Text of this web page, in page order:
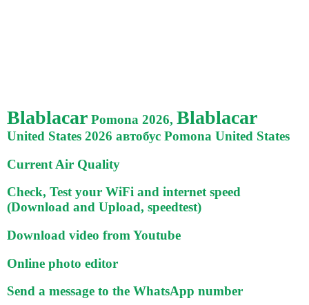
Blablacar Pomona 2026, Blablacar
United States 2026 автобус Pomona United States
Current Air Quality
Check, Test your WiFi and internet speed
(Download and Upload, speedtest)
Download video from Youtube
Online photo editor
Send a message to the WhatsApp number